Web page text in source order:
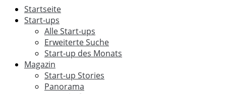
Startseite
Start-ups
Alle Start-ups
Erweiterte Suche
Start-up des Monats
Magazin
Start-up Stories
Panorama